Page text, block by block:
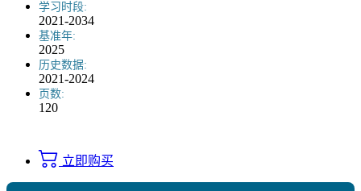
学习时段:
2021-2034
基准年:
2025
历史数据:
2021-2024
页数:
120
立即购买